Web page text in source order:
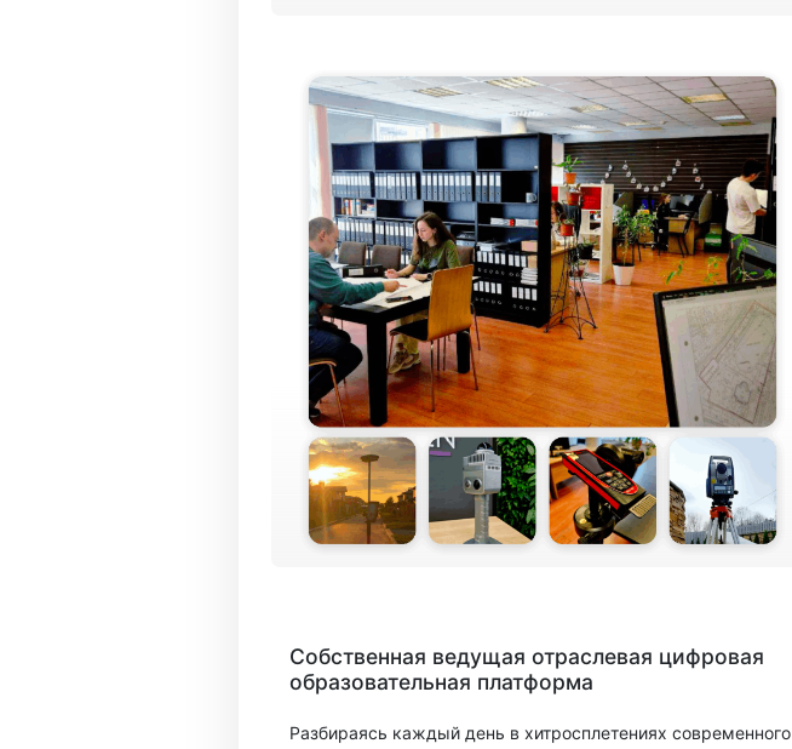
Собственная ведущая отраслевая цифровая
образовательная платформа
Разбираясь каждый день в хитросплетениях современного